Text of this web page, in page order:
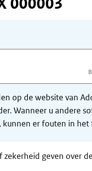
op de website van
Wanneer u andere
er fouten in
geven over